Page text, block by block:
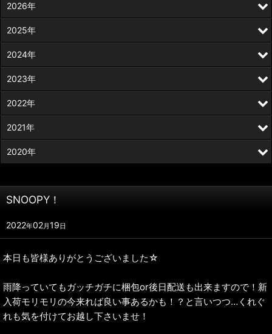
SNOOPY！
2022年02月19日
本日も皆様ありがとうございました☆
雨降っていてもガッチガチに梱包or後日配送も出来ますので！新
入荷モリモリの今来れば良い事あるかも！？と言いつつ…くれぐ
れも気を付けてお越し下さいませ！
2026年
2025年
2024年
2023年
2022年
2021年
2020年